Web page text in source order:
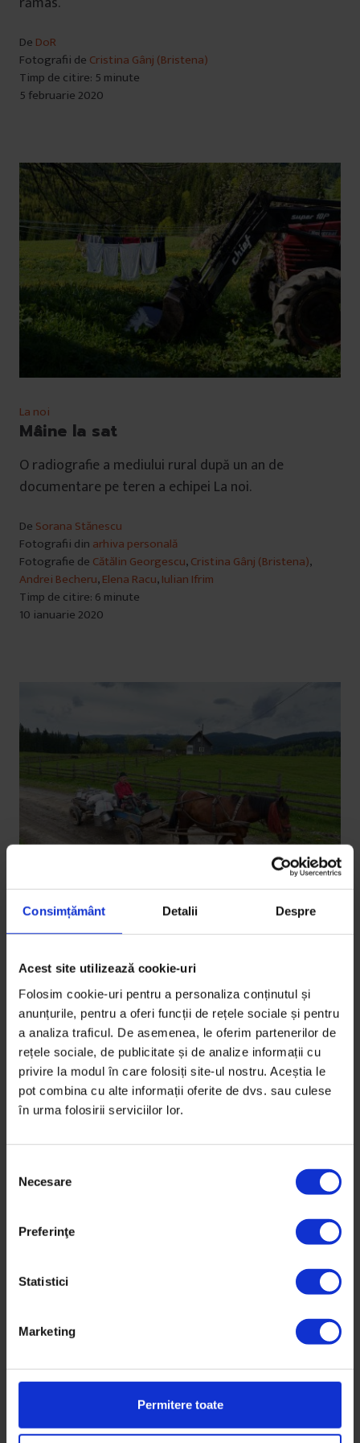
Consimțământ Detalii Despre
Acest site utilizează cookie-uri
Folosim cookie-uri pentru a personaliza conținutul și
anunțurile, pentru a oferi funcții de rețele sociale și pentru
a analiza traficul. De asemenea, le oferim partenerilor de
rețele sociale, de publicitate și de analize informații cu
privire la modul în care folosiți site-ul nostru. Aceștia le
pot combina cu alte informații oferite de dvs. sau culese
în urma folosirii serviciilor lor.
Necesare
Preferinţe
Statistici
Marketing
Permitere toate
De DoR
Fotografii de Cristina Gânj (Bristena)
Timp de citire: 5 minute
5 februarie 2020
La noi
Mâine la sat
O radiografie a mediului rural după un an de
documentare pe teren a echipei La noi.
De Sorana Stănescu
Fotografii din arhiva personală
Fotografie de Cătălin Georgescu,Cristina Gânj (Bristena),
Andrei Becheru,Elena Racu,Iulian Ifrim
Timp de citire: 6 minute
10 ianuarie 2020
La noi
românesc din 2020
O selecție a celor mai relevante materiale La noi,
despre viața în afara orașului.
DeSorana Stănescu
Ilustrații deMircea Pop,Sorina Vasilescu
Fotografii deCătălin Georgescu, Cristina Gânj (Bristena),Iulian
Ifrim